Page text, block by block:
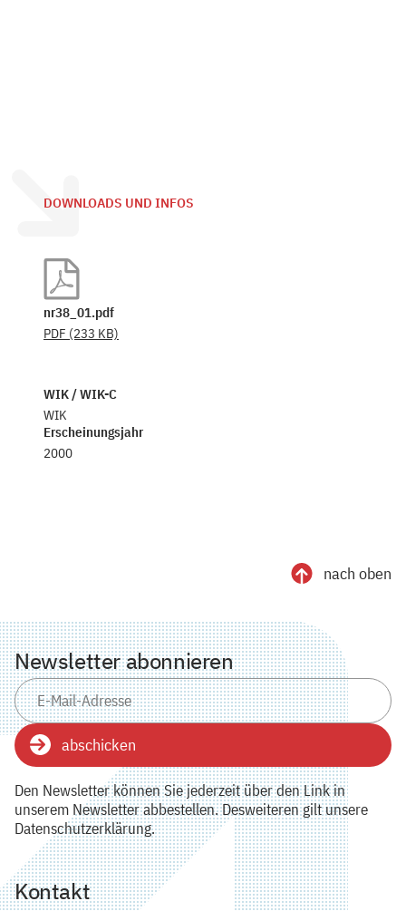
DOWNLOADS UND INFOS
nr38_01.pdf
PDF (233 KB)
WIK / WIK-C
WIK
Erscheinungsjahr
2000
nach oben
Newsletter abonnieren
abschicken
Den Newsletter können Sie jederzeit über den Link in
unserem Newsletter abbestellen. Desweiteren gilt unsere
Datenschutzerklärung.
Kontakt